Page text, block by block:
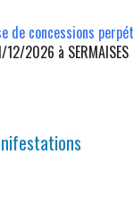
de concessions
2026 à SERMAISES